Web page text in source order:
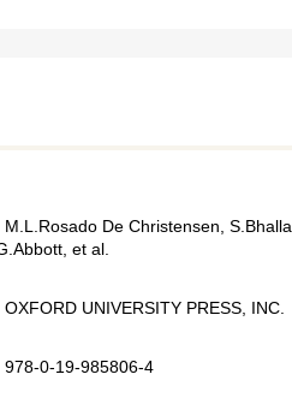
M.L.Rosado De Christensen, S.Bhalla,
et al.
OXFORD UNIVERSITY PRESS, INC.
978-0-19-985806-4